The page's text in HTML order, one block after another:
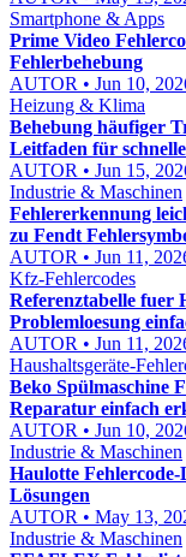
Smartphone & Apps
Prime Video
Fehlerbehebung
AUTOR • Jun 10,
Heizung & Klima
Behebung häufiger
Leitfaden für
AUTOR • Jun 15,
Industrie & Maschinen
Fehlererkennung
zu Fendt
AUTOR • Jun 11,
Kfz-Fehlercodes
Referenztabelle fuer
Problemloesung
AUTOR • Jun 11,
Haushaltsgeräte-
Beko Spülmaschine
Reparatur einfach
AUTOR • Jun 10,
Industrie & Maschinen
Haulotte
Lösungen
AUTOR • May 13,
Industrie & Maschinen